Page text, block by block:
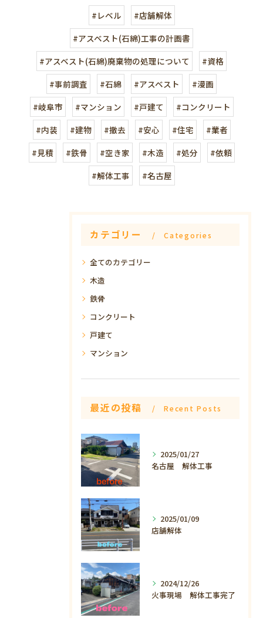
#レベル
#店舗解体
#アスベスト(石綿)工事の計画書
#アスベスト(石綿)廃棄物の処理について
#資格
#事前調査
#石綿 #アスベスト
#漫画
#岐阜市
#マンション #戸建て
#コンクリート
#内装
#建物 #撤去 #安心 #住宅
#業者
#見積
#鉄骨 #空き家 #木造 #処分
#依頼
#解体工事
#名古屋
カテゴリー Categories
全てのカテゴリー
木造
鉄骨
コンクリート
戸建て
マンション
最近の投稿 Recent Posts
2025/01/27
名古屋 解体工事
2025/01/09
店舗解体
2024/12/26
火事現場 解体工事完了